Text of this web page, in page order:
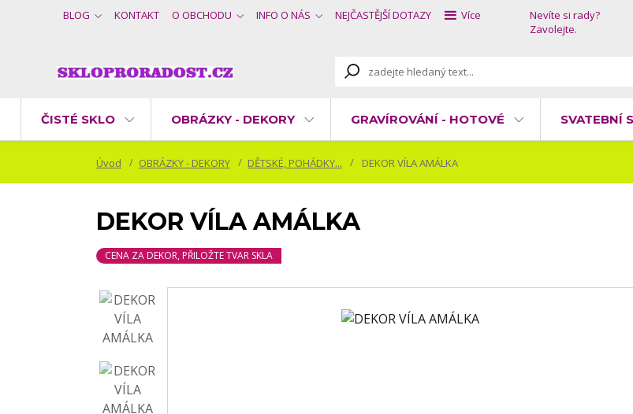
BLOG KONTAKT O OBCHODU INFO O NÁS NEJČASTĚJŠÍ DOTAZY Více
Nevíte si rady?
Zavolejte.
ČISTÉ SKLO OBRÁZKY - DEKORY GRAVÍROVÁNÍ - HOTOVÉ SVATEBNÍ
Úvod OBRÁZKY - DEKORY DĚTSKÉ, POHÁDKY... DEKOR VÍLA AMÁLKA
DEKOR VÍLA AMÁLKA
CENA ZA DEKOR, PŘILOŽTE TVAR SKLA